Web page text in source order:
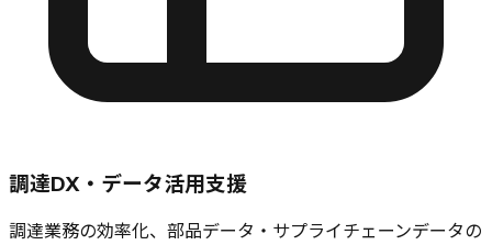
調達DX・データ活用支援
調達業務の効率化、部品データ・サプライチェーンデータの